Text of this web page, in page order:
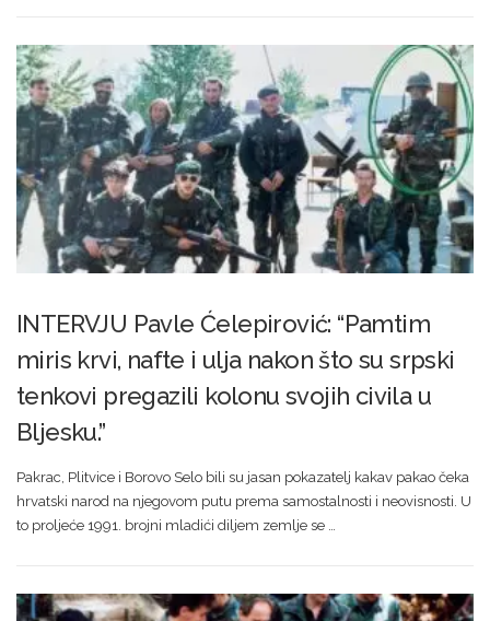
INTERVJU Pavle Ćelepirović: “Pamtim
miris krvi, nafte i ulja nakon što su srpski
tenkovi pregazili kolonu svojih civila u
Bljesku.”
Pakrac, Plitvice i Borovo Selo bili su jasan pokazatelj kakav pakao čeka
hrvatski narod na njegovom putu prema samostalnosti i neovisnosti. U
to proljeće 1991. brojni mladići diljem zemlje se …